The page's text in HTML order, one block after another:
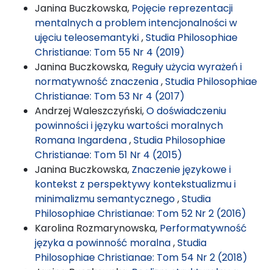
Janina Buczkowska, Pojęcie reprezentacji
mentalnych a problem intencjonalności w
ujęciu teleosemantyki,Studia Philosophiae
Christianae: Tom 55 Nr 4 (2019)
Janina Buczkowska, Reguły użycia wyrażeń i
normatywność znaczenia,Studia Philosophiae
Christianae: Tom 53 Nr 4 (2017)
Andrzej Waleszczyński,O doświadczeniu
powinności i języku wartości moralnych
Romana Ingardena,Studia Philosophiae
Christianae: Tom 51 Nr 4 (2015)
Janina Buczkowska, Znaczenie językowe i
kontekst z perspektywy kontekstualizmu i
minimalizmu semantycznego,Studia
Philosophiae Christianae: Tom 52 Nr 2 (2016)
Karolina Rozmarynowska, Performatywność
języka a powinność moralna,Studia
Philosophiae Christianae: Tom 54 Nr 2 (2018)